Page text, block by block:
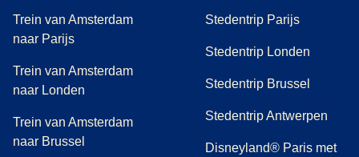
Trein van Amsterdam
naar Parijs
Trein van Amsterdam
naar Londen
Trein van Amsterdam
naar Brussel
Stedentrip Parijs
Stedentrip Londen
Stedentrip Brussel
Stedentrip Antwerpen
Disneyland® Paris met